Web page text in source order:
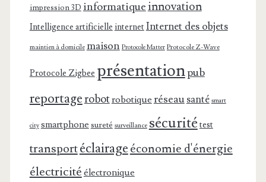
impression 3D informatiqueinnovation
Intelligence artificielle internet Internet des objets
maintien à domicile maison Protocole Matter Protocole Z-Wave
Protocole Zigbee présentationpub
reportagerobotrobotique réseausanté smart
city smartphone sureté surveillance sécuritétest
transportéclairageéconomie d'énergie
électricité électronique